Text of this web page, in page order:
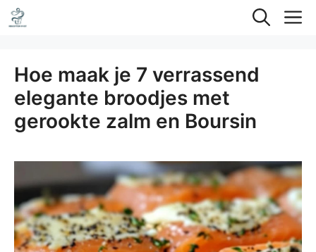
Ga
naar
inhoud
Hoe maak je 7 verrassend
elegante broodjes met
gerookte zalm en Boursin